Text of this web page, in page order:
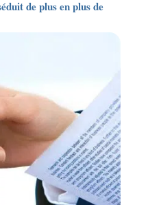
de plus en plus de